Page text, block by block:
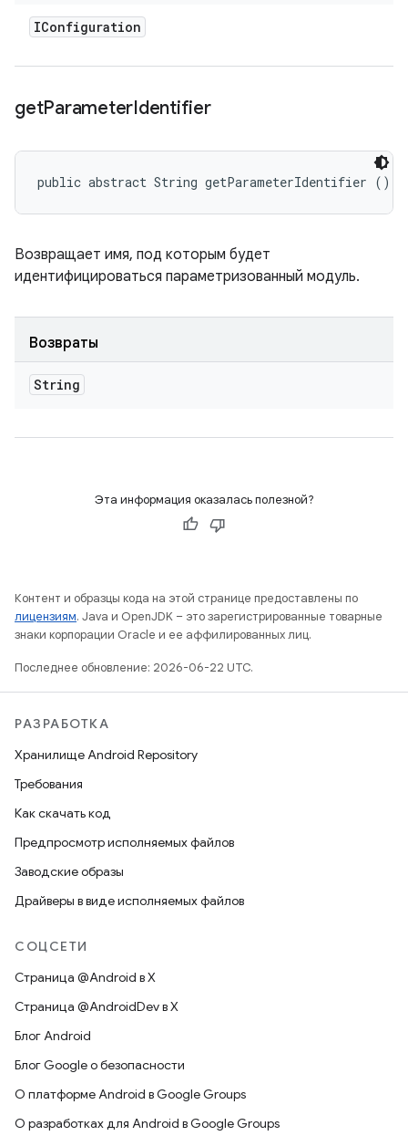
IConfiguration
getParameterIdentifier
public abstract String getParameterIdentifier ()
Возвращает имя, под которым будет
идентифицироваться параметризованный модуль.
Возвраты
String
Эта информация оказалась полезной?
Контент и образцы кода на этой странице предоставлены по
лицензиям. Java и OpenJDK – это зарегистрированные товарные
знаки корпорации Oracle и ее аффилированных лиц.
Последнее обновление: 2026-06-22 UTC.
РАЗРАБОТКА
Хранилище Android Repository
Требования
Как скачать код
Предпросмотр исполняемых файлов
Заводские образы
Драйверы в виде исполняемых файлов
СОЦСЕТИ
Страница @Android в X
Страница @AndroidDev в X
Блог Android
Блог Google о безопасности
О платформе Android в Google Groups
О разработках для Android в Google Groups